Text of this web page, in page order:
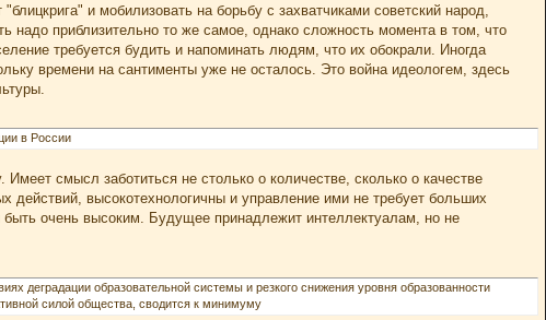
и мобилизовать на борьбу с захватчиками советский народ,
надо приблизительно то же самое, однако сложность момента в том, что
требуется будить и напоминать людям, что их обокрали. Иногда
времени на сантименты уже не осталось. Это война идеологем, здесь
в России
смысл заботиться не столько о количестве, сколько о качестве
действий, высокотехнологичны и управление ими не требует больших
очень высоким. Будущее принадлежит интеллектуалам, но не
деградации образовательной системы и резкого снижения уровня образованности
силой общества, сводится к минимуму